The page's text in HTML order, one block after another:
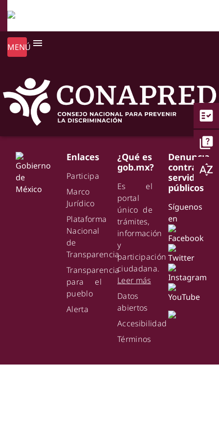
MENÚ menu
fact_check
quiz
sort_by_alpha
Enlaces
Participa
Marco
Jurídico
Plataforma
Nacional
de
Transparencia
Transparencia
para el
pueblo
Alerta
¿Qué es
gob.mx?
Es el
portal
único de
trámites,
información
y
participación
ciudadana.
Leer más
Datos
abiertos
Accesibilidad
Términos
Denuncia
contra
servidores
públicos
Síguenos
en